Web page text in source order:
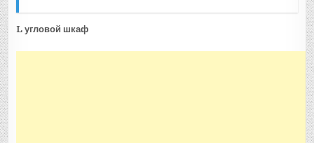
L угловой шкаф